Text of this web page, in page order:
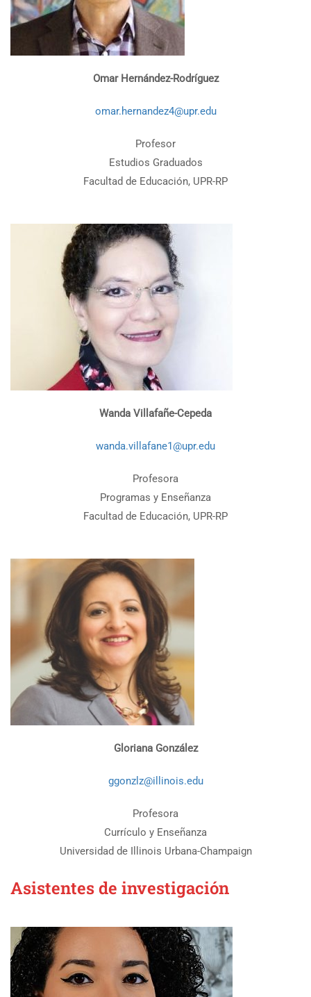
Omar Hernández-Rodríguez
omar.hernandez4@upr.edu
Profesor
Estudios Graduados
Facultad de Educación, UPR-RP
Wanda Villafañe-Cepeda
wanda.villafane1@upr.edu
Profesora
Programas y Enseñanza
Facultad de Educación, UPR-RP
Gloriana González
ggonzlz@illinois.edu
Profesora
Currículo y Enseñanza
Universidad de Illinois Urbana-Champaign
Asistentes de investigación